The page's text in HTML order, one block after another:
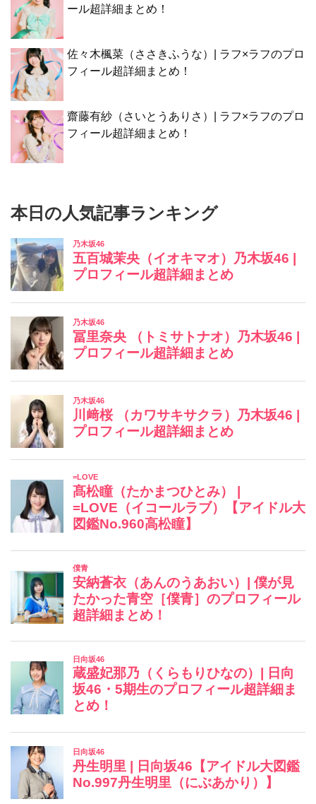
ール超詳細まとめ！
佐々木楓菜（ささきふうな）| ラフ×ラフのプロ
フィール超詳細まとめ！
齋藤有紗（さいとうありさ）| ラフ×ラフのプロ
フィール超詳細まとめ！
本日の人気記事ランキング